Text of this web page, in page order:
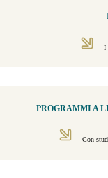
I
PROGRAMMI A
Con